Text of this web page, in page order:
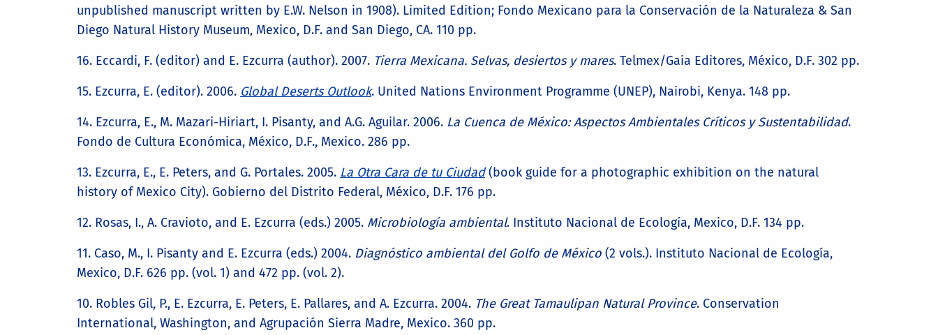
unpublished manuscript written by E.W. Nelson in 1908). Limited Edition; Fondo Mexicano para la Conservación de la Naturaleza & San
Diego Natural History Museum, Mexico, D.F. and San Diego, CA. 110 pp.
16. Eccardi, F. (editor) and E. Ezcurra (author). 2007. Tierra Mexicana. Selvas, desiertos y mares. Telmex/Gaia Editores, México, D.F. 302 pp.
15. Ezcurra, E. (editor). 2006. Global Deserts Outlook. United Nations Environment Programme (UNEP), Nairobi, Kenya. 148 pp.
14. Ezcurra, E., M. Mazari-Hiriart, I. Pisanty, and A.G. Aguilar. 2006. La Cuenca de México: Aspectos Ambientales Críticos y Sustentabilidad.
Fondo de Cultura Económica, México, D.F., Mexico. 286 pp.
13. Ezcurra, E., E. Peters, and G. Portales. 2005. La Otra Cara de tu Ciudad(book guide for a photographic exhibition on the natural
history of Mexico City). Gobierno del Distrito Federal, México, D.F. 176 pp.
12. Rosas, I., A. Cravioto, and E. Ezcurra (eds.) 2005. Microbiología ambiental. Instituto Nacional de Ecología, Mexico, D.F. 134 pp.
11. Caso, M., I. Pisanty and E. Ezcurra (eds.) 2004. Diagnóstico ambiental del Golfo de México (2 vols.). Instituto Nacional de Ecología,
Mexico, D.F. 626 pp. (vol. 1) and 472 pp. (vol. 2).
10. Robles Gil, P., E. Ezcurra, E. Peters, E. Pallares, and A. Ezcurra. 2004. The Great Tamaulipan Natural Province. Conservation
International, Washington, and Agrupación Sierra Madre, Mexico. 360 pp.